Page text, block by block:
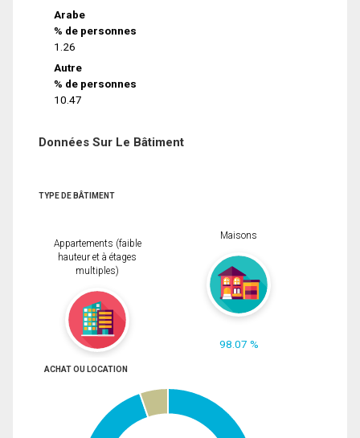
Arabe
% de personnes
1.26
Autre
% de personnes
10.47
Données Sur Le Bâtiment
TYPE DE BÂTIMENT
Appartements (faible
hauteur et à étages
multiples)
Maisons
98.07 %
ACHAT OU LOCATION